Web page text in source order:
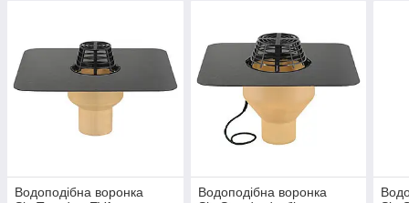
Водоподібна воронка
Водоподібна воронка